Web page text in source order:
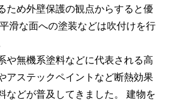
ため外壁保護の観点からすると優
滑な面への塗装などは吹付けを行
や無機系塗料などに代表される高
アステックペイントなど断熱効果
などが普及してきました。 建物を